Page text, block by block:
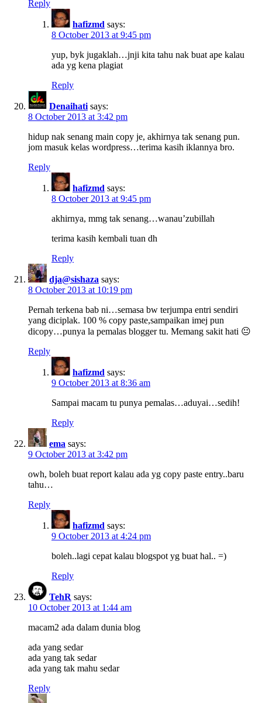
Reply
hafizmd says:
8 October 2013 at 9:45 pm
yup, byk jugaklah…jnji kita tahu nak buat ape kalau
ada yg kena plagiat
Reply
Denaihati says:
8 October 2013 at 3:42 pm
hidup nak senang main copy je, akhirnya tak senang pun.
jom masuk kelas wordpress…terima kasih iklannya bro.
Reply
hafizmd says:
8 October 2013 at 9:45 pm
akhirnya, mmg tak senang…wanau’zubillah
terima kasih kembali tuan dh
Reply
dja@sishaza says:
8 October 2013 at 10:19 pm
Pernah terkena bab ni…semasa bw terjumpa entri sendiri
yang diciplak. 100 % copy paste,sampaikan imej pun
dicopy…punya la pemalas blogger tu. Memang sakit hati 😐
Reply
hafizmd says:
9 October 2013 at 8:36 am
Sampai macam tu punya pemalas…aduyai…sedih!
Reply
ema says:
9 October 2013 at 3:42 pm
owh, boleh buat report kalau ada yg copy paste entry..baru
tahu…
Reply
hafizmd says:
9 October 2013 at 4:24 pm
boleh..lagi cepat kalau blogspot yg buat hal.. =)
Reply
TehR says:
10 October 2013 at 1:44 am
macam2 ada dalam dunia blog
ada yang sedar
ada yang tak sedar
ada yang tak mahu sedar
Reply